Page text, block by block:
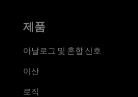
제품
아날로그 및 혼합 신호
이산
로직